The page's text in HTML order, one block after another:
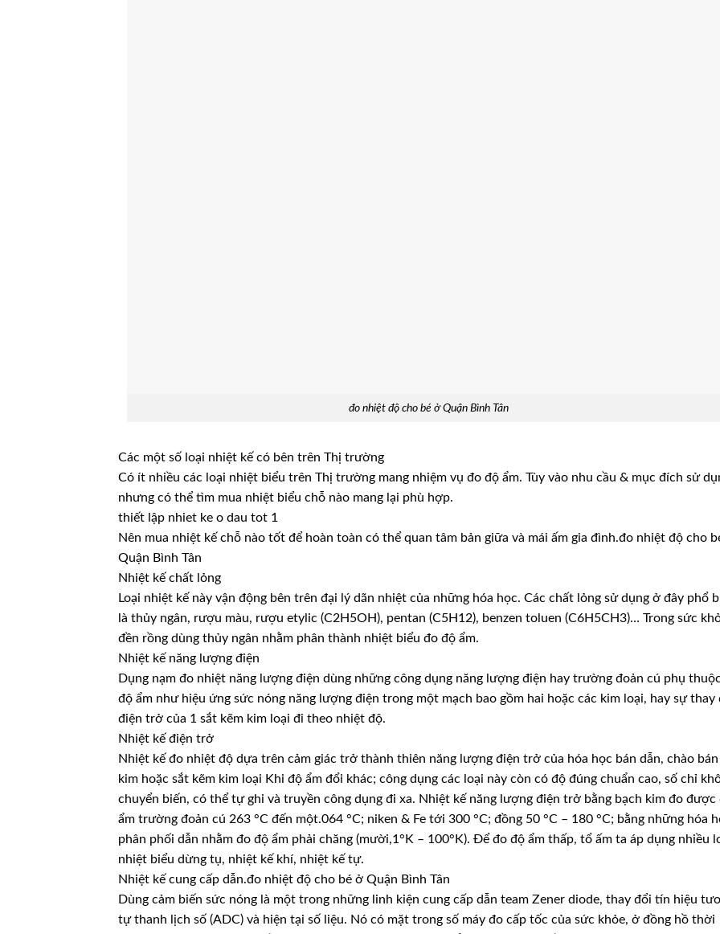
đo nhiệt độ cho bé ở Quận Bình Tân
Các một số loại nhiệt kế có bên trên Thị trường
Có ít nhiều các loại nhiệt biểu trên Thị trường mang nhiệm vụ đo độ ẩm. Tùy vào nhu cầu & mục đích sử
nhưng có thể tìm mua nhiệt biểu chỗ nào mang lại phù hợp.
thiết lập nhiet ke o dau tot 1
Nên mua nhiệt kế chỗ nào tốt để hoàn toàn có thể quan tâm bản giữa và mái ấm gia đình.đo nhiệt độ cho
Quận Bình Tân
Nhiệt kế chất lỏng
Loại nhiệt kế này vận động bên trên đại lý dãn nhiệt của những hóa học. Các chất lỏng sử dụng ở đây phổ
là thủy ngân, rượu màu, rượu etylic (C2H5OH), pentan (C5H12), benzen toluen (C6H5CH3)… Trong sức
đền rồng dùng thủy ngân nhằm phân thành nhiệt biểu đo độ ẩm.
Nhiệt kế năng lượng điện
Dụng nạm đo nhiệt năng lượng điện dùng những công dụng năng lượng điện hay trường đoản cú phụ
độ ẩm như hiệu ứng sức nóng năng lượng điện trong một mạch bao gồm hai hoặc các kim loại, hay sự thay
điện trở của 1 sắt kẽm kim loại đi theo nhiệt độ.
Nhiệt kế điện trở
Nhiệt kế đo nhiệt độ dựa trên cảm giác trở thành thiên năng lượng điện trở của hóa học bán dẫn, chào bán
kim hoặc sắt kẽm kim loại Khi độ ẩm đổi khác; công dụng các loại này còn có độ đúng chuẩn cao, số chỉ
chuyển biến, có thể tự ghi và truyền công dụng đi xa. Nhiệt kế năng lượng điện trở bằng bạch kim đo được
ẩm trường đoản cú 263 °C đến một.064 °C; niken & Fe tới 300 °C; đồng 50 °C – 180 °C; bằng những hóa
phân phối dẫn nhằm đo độ ẩm phải chăng (mười,1°K – 100°K). Để đo độ ẩm thấp, tổ ấm ta áp dụng nhiều
nhiệt biểu dừng tụ, nhiệt kế khí, nhiệt kế tự.
Nhiệt kế cung cấp dẫn.đo nhiệt độ cho bé ở Quận Bình Tân
Dùng cảm biến sức nóng là một trong những linh kiện cung cấp dẫn team Zener diode, thay đổi tín hiệu
tự thanh lịch số (ADC) và hiện tại số liệu. Nó có mặt trong số máy đo cấp tốc của sức khỏe, ở đồng hồ thời